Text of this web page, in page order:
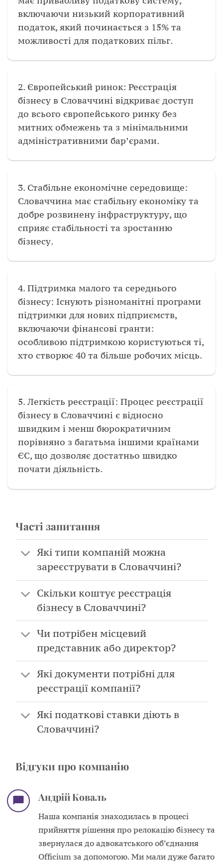
включаючи низький корпоративний
податок, який починається з 15% та
можливості для податкових пільг.
2. Європейський ринок: Реєстрація
бізнесу в Словаччині відкриває доступ
до всього європейського ринку без
митних обмежень та з мінімальними
адміністративними бар’єрами.
3. Стабільне економічне середовище:
Словаччина має стабільну економіку та
добре розвинену інфраструктуру, що
сприяє стабільності та зростанню
бізнесу.
4. Підтримка малого та середнього
бізнесу: Існують різноманітні програми
підтримки для нових підприємств,
включаючи фінансові гранти:
особливою підтримкою користуються ті,
хто створює 40 та більше робочих місць.
5. Легкість реєстрації: Процес реєстрації
бізнесу в Словаччині є відносно
швидким і менш бюрократичним
порівняно з багатьма іншими країнами
ЄС, що дозволяє достатньо швидко
почати діяльність.
Часті запитання
Які типи компаній можна
зареєструвати в Словаччині?
Скільки коштує реєстрація
бізнесу в Словаччині?
Чи потрібен місцевий
представник або директор?
Які документи потрібні для
реєстрації компанії?
Які податкові ставки діють в
Словаччині?
Відгуки про компанію
Андрій Коваль
Наша компанія знаходилась в процесі
прийняття рішення про релокацію бізнесу та
звернулася до адвокатського обʼєднання
Officium за допомогою. Ми мали дуже багато